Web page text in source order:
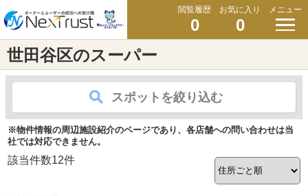
閲覧履歴
0
お気に入り
0
メニュー
世田谷区のスーパー
スポットを絞り込む
※物件情報の周辺施設紹介のページであり、各店舗への問い合わせは当
社では対応できません。
該当件数12件